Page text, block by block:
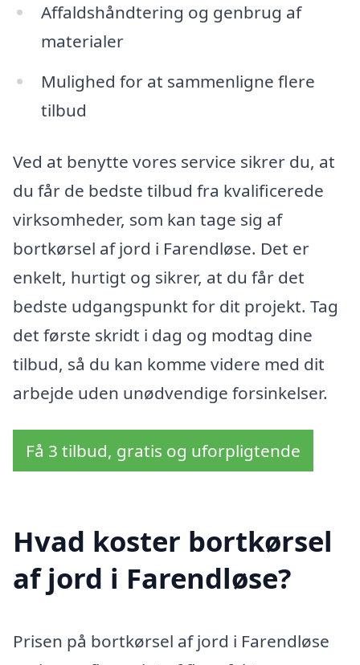
Affaldshåndtering og genbrug af
materialer
Mulighed for at sammenligne flere
tilbud
Ved at benytte vores service sikrer du, at
du får de bedste tilbud fra kvalificerede
virksomheder, som kan tage sig af
bortkørsel af jord i Farendløse. Det er
enkelt, hurtigt og sikrer, at du får det
bedste udgangspunkt for dit projekt. Tag
det første skridt i dag og modtag dine
tilbud, så du kan komme videre med dit
arbejde uden unødvendige forsinkelser.
Få 3 tilbud, gratis og uforpligtende
Hvad koster bortkørsel
af jord i Farendløse?
Prisen på bortkørsel af jord i Farendløse